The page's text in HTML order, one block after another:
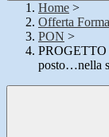
Home >
Offerta
PON >
PROGETTO
posto…nella